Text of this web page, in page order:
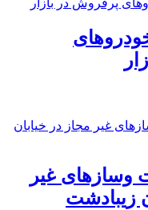
وسازهای غیر
زیبادشت